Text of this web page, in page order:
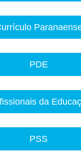
PDE
da
PSS